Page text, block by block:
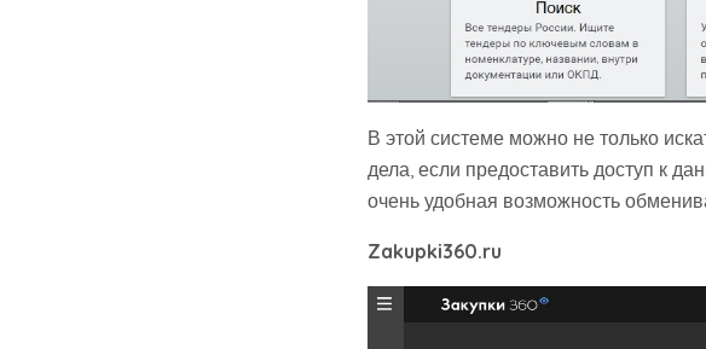
В этой системе можно не только
дела, если предоставить доступ к
очень удобная возможность
Zakupki360.ru